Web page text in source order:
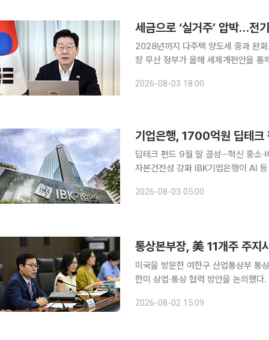
세금으로 ‘실거주’ 압박…
2028년까지 다주택 양도세 중과 완
장 무산 정부가 올해 세제개편안을 통해 비거주·다주택에 대한 고강도 세 부담 강화를 공식화했다.
공급자 역할을 하는 다주택에 대한 세
2026-08-03 18:00
기업은행, 1700억원 딥테크
딥테크 펀드 9월 말 결성⋯혁신 중소
자본건전성 강화 IBK기업은행이 AI 등 미래 성장산업을 육성하기 위해 최대 1700억원 규모의 딥테
적정성을 안정적으로 유지하고 중소
2026-08-03 05:00
통상본부장, 美 11개주 주지
미국을 방문한 여한구 산업통상부 통
한미 상업·통상 협력 방안을 논의했다. 산업부는 여 본부장이 지난달 30일부터 이달 1일까지 미국
주지사 등 주요 인사, 업계 관계자들
2026-08-02 15:09